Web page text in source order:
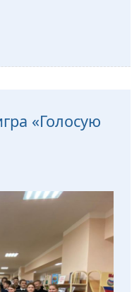
«Голосую